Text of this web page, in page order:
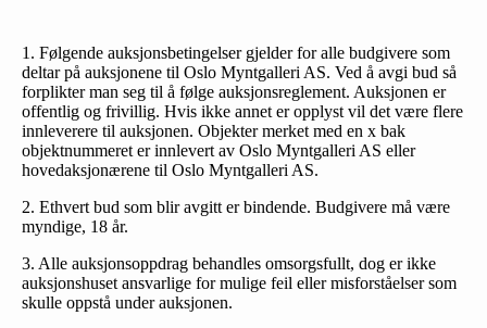
1. Følgende auksjonsbetingelser gjelder for alle budgivere som
deltar på auksjonene til Oslo Myntgalleri AS. Ved å avgi bud så
forplikter man seg til å følge auksjonsreglement. Auksjonen er
offentlig og frivillig. Hvis ikke annet er opplyst vil det være flere
innleverere til auksjonen. Objekter merket med en x bak
objektnummeret er innlevert av Oslo Myntgalleri AS eller
hovedaksjonærene til Oslo Myntgalleri AS.
2. Ethvert bud som blir avgitt er bindende. Budgivere må være
myndige, 18 år.
3. Alle auksjonsoppdrag behandles omsorgsfullt, dog er ikke
auksjonshuset ansvarlige for mulige feil eller misforståelser som
skulle oppstå under auksjonen.